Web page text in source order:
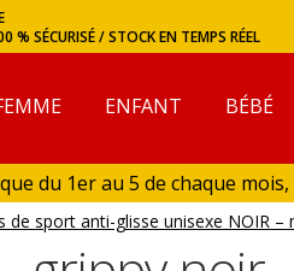
% SÉCURISÉ / STOCK EN TEMPS RÉEL
ENFANT BÉBÉ
du 1er au 5 de chaque
et en Aout)
de sport anti-glisse unisexe NOIR –